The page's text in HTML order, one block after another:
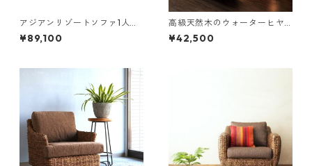
アジアンリゾートソファ1人掛
け
¥89,100
高級天然木のウォーターヒヤ
シンス１人掛けソファ
¥42,500